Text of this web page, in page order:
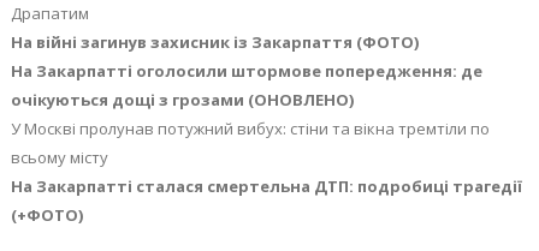
Драпатим
На війні загинув захисник із Закарпаття (ФОТО)
На Закарпатті оголосили штормове попередження: де
очікуються дощі з грозами (ОНОВЛЕНО)
У Москві пролунав потужний вибух: стіни та вікна тремтіли по
всьому місту
На Закарпатті сталася смертельна ДТП: подробиці трагедії
(+ФОТО)